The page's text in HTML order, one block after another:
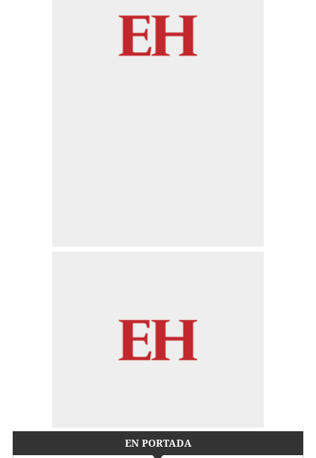
EN PORTADA